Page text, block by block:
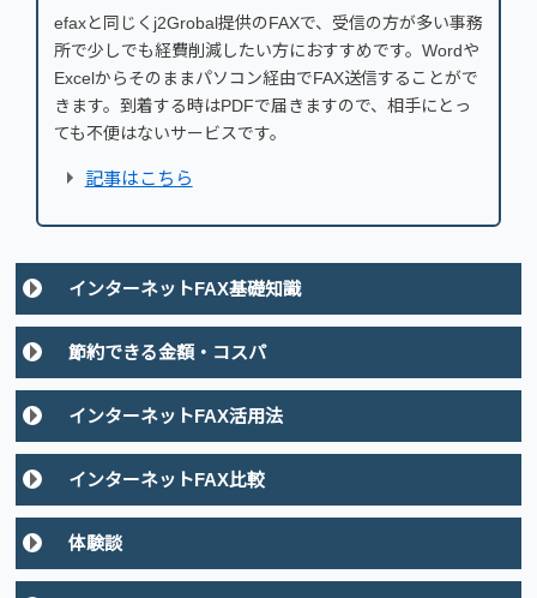
efaxと同じくj2Grobal提供のFAXで、受信の方が多い事務
所で少しでも経費削減したい方におすすめです。Wordや
Excelからそのままパソコン経由でFAX送信することがで
きます。到着する時はPDFで届きますので、相手にとっ
ても不便はないサービスです。
記事はこちら
インターネットFAX基礎知識
節約できる金額・コスパ
インターネットFAX活用法
インターネットFAX比較
体験談